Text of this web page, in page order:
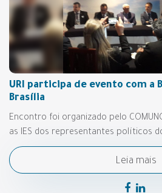
URI participa de evento com a
Brasília
Encontro foi organizado pelo
as IES dos representantes políticos
Leia mais